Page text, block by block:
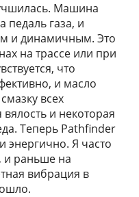
Машина
педаль газа, и
и динамичным. Это
на трассе или при
что
и масло
всех
и некоторая
Теперь Pathfinder
энергично. Я часто
и раньше на
вибрация в